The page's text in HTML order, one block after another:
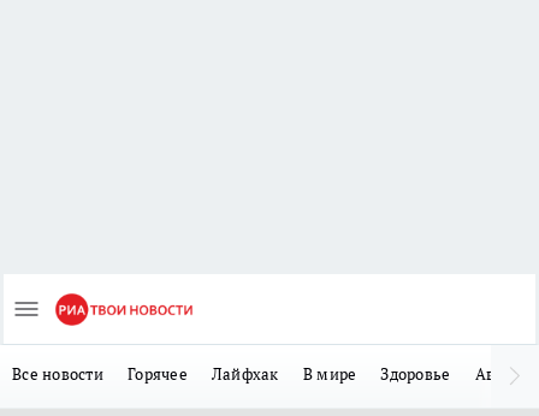
Все новости Горячее Лайфхак В мире Здоровье Авто